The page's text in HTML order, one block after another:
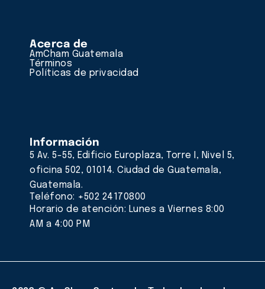
Acerca de
AmCham Guatemala
Términos
Políticas de privacidad
Información
5 Av. 5-55, Edificio Europlaza, Torre I, Nivel 5,
oficina 502, 01014. Ciudad de Guatemala,
Guatemala.
Teléfono: +502 24170800
Horario de atención: Lunes a Viernes 8:00
AM a 4:00 PM